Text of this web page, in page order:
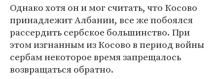
Однако хотя он и мог считать, что Косово
принадлежит Албании, все же побоялся
рассердить сербское большинство. При
этом изгнанным из Косово в период войны
сербам некоторое время запрещалось
возвращаться обратно.